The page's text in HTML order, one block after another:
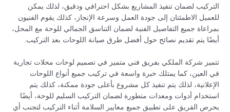
التركيب لضمان تنفيذ المشاريع بشكل احترافي ودقيق، لذلك يمكن
للعميل الاطمئنان إلى جودة العمل وسرعة الإنجاز، كذلك يقوم الفنيون
بمراعاة جميع التفاصيل الفنية لضمان التناسق الجمالي للوحة مع المحل،
أيضًا يتم تقديم نصائح حول أفضل طرق صيانة اللوحات بعد التركيب.
تتميز شركة الملكي بفريق فني متميز في تصميم لوحات محلات تجارية
في العين، كما يمتلك خبرة واسعة في تركيب جميع أنواع اللوحات
الإعلانية، لذلك يتم تنفيذ كل مشروع بأعلى جودة ممكنة، كذلك يتم
استخدام أدوات ومعدات متطورة لضمان التركيب السليم للوحة، أيضًا
يحرص الفريق على تطبيق جميع معايير السلامة أثناء التركيب لتجنب أي